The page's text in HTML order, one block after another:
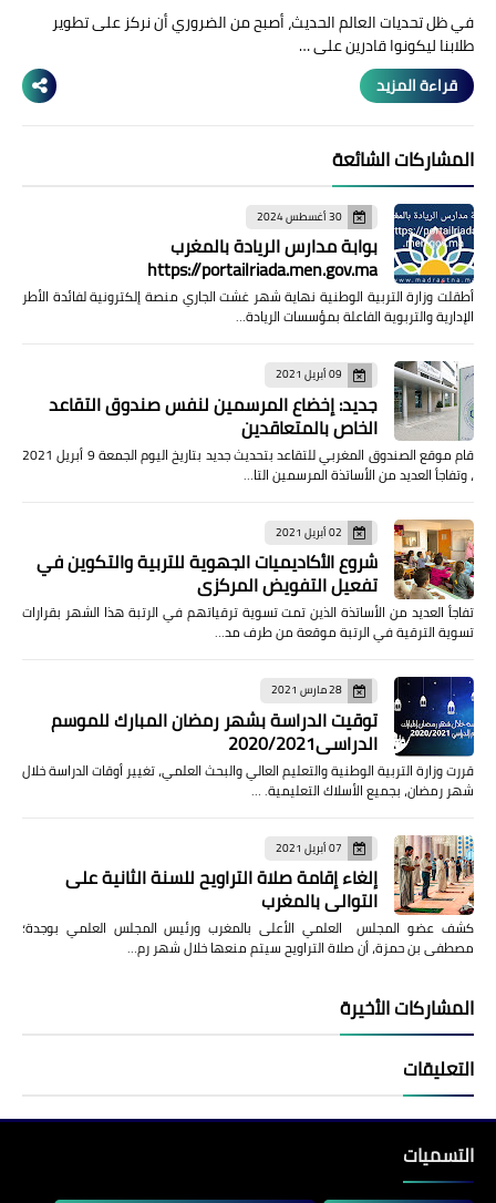
في ظل تحديات العالم الحديث، أصبح من الضروري أن نركز على تطوير
طلابنا ليكونوا قادرين على …
قراءة المزيد
المشاركات الشائعة
30 أغسطس 2024
بوابة مدارس الريادة بالمغرب
https://portailriada.men.gov.ma
أطقلت وزارة التربية الوطنية نهاية شهر غشت الجاري منصة إلكترونية لفائدة الأطر
الإدارية والتربوية الفاعلة بمؤسسات الريادة…
09 أبريل 2021
جديد: إخضاع المرسمين لنفس صندوق التقاعد
الخاص بالمتعاقدين
قام موقع الصندوق المغربي للتقاعد بتحديث جديد بتاريخ اليوم الجمعة 9 أبريل 2021
، وتفاجأ العديد من الأساتذة المرسمين التا…
02 أبريل 2021
شروع الأكاديميات الجهوية للتربية والتكوين في
تفعيل التفويض المركزي
تفاجأ العديد من الأساتذة الذين تمت تسوية ترقياتهم في الرتبة هذا الشهر بقرارات
تسوية الترقية في الرتبة موقعة من طرف مد…
28 مارس 2021
توقيت الدراسة بشهر رمضان المبارك للموسم
الدراسي2020/2021
قررت وزارة التربية الوطنية والتعليم العالي والبحث العلمي، تغيير أوقات الدراسة خلال
شهر رمضان، بجميع الأسلاك التعليمية. …
07 أبريل 2021
إلغاء إقامة صلاة التراويح للسنة الثانية على
التوالي بالمغرب
كشف عضو المجلس العلمي الأعلى بالمغرب ورئيس المجلس العلمي بوجدة؛
مصطفى بن حمزة، أن صلاة التراويح سيتم منعها خلال شهر رم…
المشاركات الأخيرة
التعليقات
التسميات